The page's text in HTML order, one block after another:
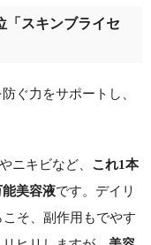
「スキンブライセ
ぐ力をサポートし、
ニキビなど、 これ1本
美容液です。 デイリ
そ、副作用もでやす